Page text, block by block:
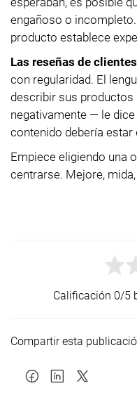
engañoso o
producto establece
Las reseñas de clientes
con regularidad. El
describir sus
negativamente — le
contenido debería estar
Empiece eligiendo una
centrarse. Mejore,
Calificación 0/5
Compartir esta